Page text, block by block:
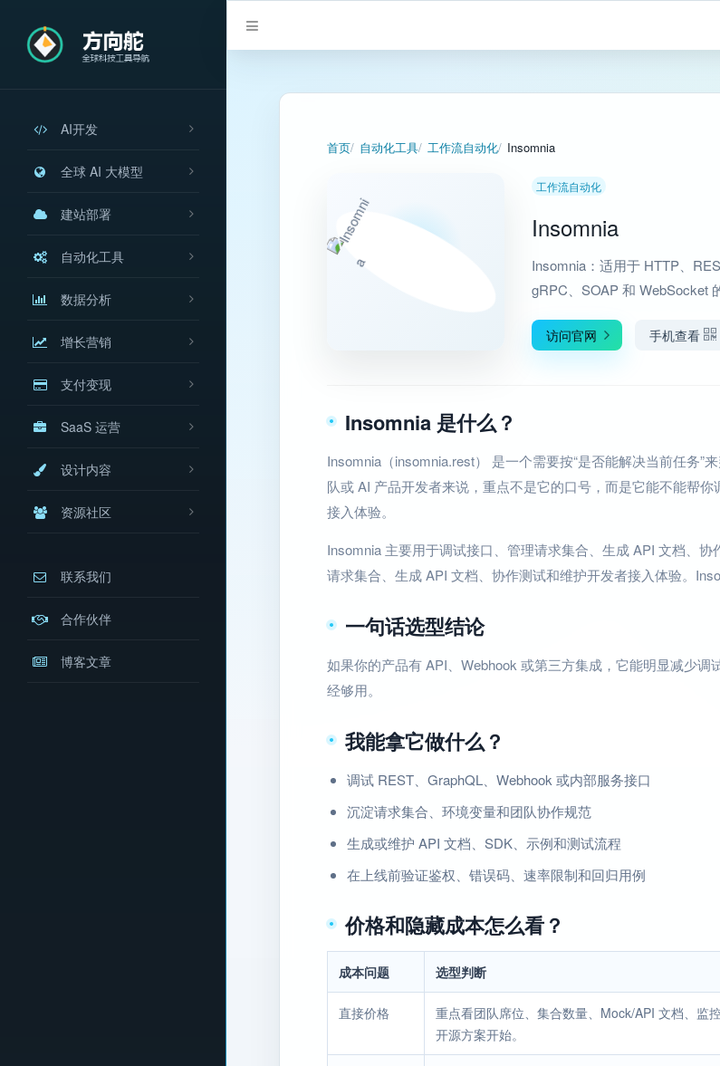
AI开发
全球 AI 大模型
建站部署
自动化工具
数据分析
增长营销
支付变现
SaaS 运营
设计内容
资源社区
联系我们
合作伙伴
博客文章
首页 自动化工具 工作流自动化 Insomnia
工作流自动化
Insomnia
Insomnia：适用于 HTTP、
gRPC、SOAP 和 WebSocket
访问官网 手机查看
Insomnia 是什么？
Insomnia（insomnia.rest） 是一个需要按“是否能解决当前任务
队或 AI 产品开发者来说，重点不是它的口号，而是它能不能帮
接入体验。
Insomnia 主要用于调试接口、管理请求集合、生成 API 文档、
请求集合、生成 API 文档、协作测试和维护开发者接入体验。
一句话选型结论
如果你的产品有 API、Webhook 或第三方集成，它能明显减少
经够用。
我能拿它做什么？
调试 REST、GraphQL、Webhook 或内部服务接口
沉淀请求集合、环境变量和团队协作规范
生成或维护 API 文档、SDK、示例和测试流程
在上线前验证鉴权、错误码、速率限制和回归用例
价格和隐藏成本怎么看？
成本问题 选型判断
直接价格
重点看团队席位、集合数量、Mock/API 文档、监
开源方案开始。